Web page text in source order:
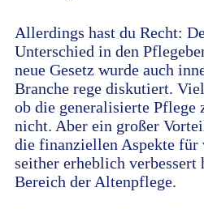
Allerdings hast du Recht:
Unterschied in den
neue Gesetz wurde auch
Branche rege diskutiert.
ob die generalisierte Pflege
nicht. Aber ein großer
die finanziellen Aspekte für
seither erheblich verbessert
Bereich der Altenpflege.